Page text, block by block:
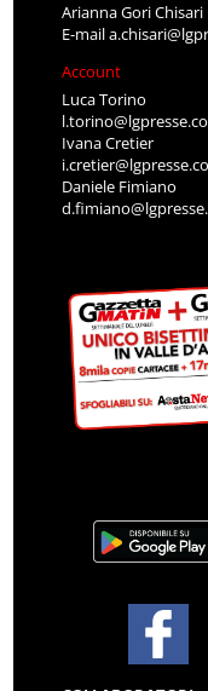
Arianna Gori Chisari
E-mail
Account
Luca Torino
Ivana Cretier
Daniele Fimiano